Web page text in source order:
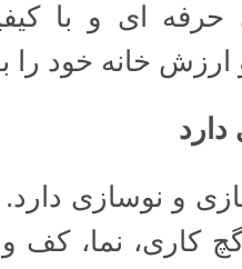
ای و با
خانه خود را
دارد
و نوسازی دارد.
کاری، نما،